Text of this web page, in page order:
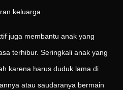
keluarga.
juga membantu anak yang
terhibur. Seringkali anak yang
karena harus duduk lama di
atau saudaranya bermain